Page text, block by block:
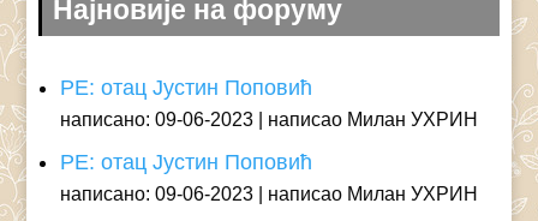
Најновије на форуму
РЕ: отац Јустин Поповић
написано: 09-06-2023 написао Милан УХРИН
РЕ: отац Јустин Поповић
написано: 09-06-2023 написао Милан УХРИН